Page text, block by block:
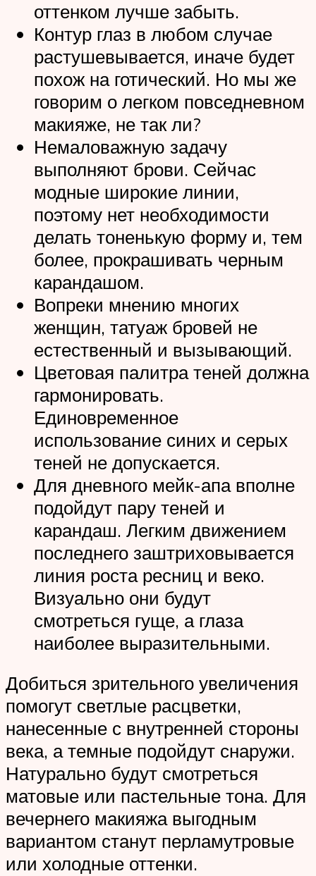
оттенком лучше забыть.
Контур глаз в любом случае
растушевывается, иначе будет
похож на готический. Но мы же
говорим о легком повседневном
макияже, не так ли?
Немаловажную задачу
выполняют брови. Сейчас
модные широкие линии,
поэтому нет необходимости
делать тоненькую форму и, тем
более, прокрашивать черным
карандашом.
Вопреки мнению многих
женщин, татуаж бровей не
естественный и вызывающий.
Цветовая палитра теней должна
гармонировать.
Единовременное
использование синих и серых
теней не допускается.
Для дневного мейк-апа вполне
подойдут пару теней и
карандаш. Легким движением
последнего заштриховывается
линия роста ресниц и веко.
Визуально они будут
смотреться гуще, а глаза
наиболее выразительными.
Добиться зрительного увеличения
помогут светлые расцветки,
нанесенные с внутренней стороны
века, а темные подойдут снаружи.
Натурально будут смотреться
матовые или пастельные тона. Для
вечернего макияжа выгодным
вариантом станут перламутровые
или холодные оттенки.